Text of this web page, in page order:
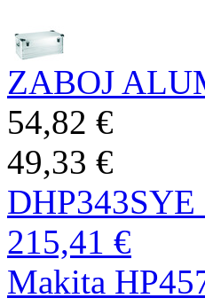
ZABOJ
54,82 €
49,33 €
215,41 €
Makita